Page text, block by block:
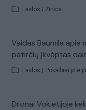
Laidos Žinios
Vaidas Baumila apie
patirčių įkvėptas
Laidos Pokalbiai prie
Dronai Vokietijoje